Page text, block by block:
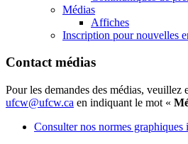
Médias
Affiches
Inscription pour nouvelles
Contact médias
Pour les demandes des médias, veuillez
ufcw@ufcw.ca en indiquant le mot «
Consulter nos normes graphiques